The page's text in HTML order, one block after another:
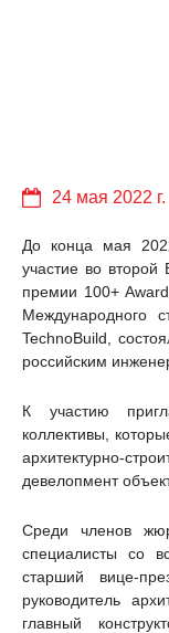
24 мая 2022 г.
До конца мая
участие во второй
премии 100+
Международного
TechnoBuild,
российским
К участию
коллективы,
архитектурно-
девелопмент
Среди членов
специалисты со
старший вице-
руководитель
главный